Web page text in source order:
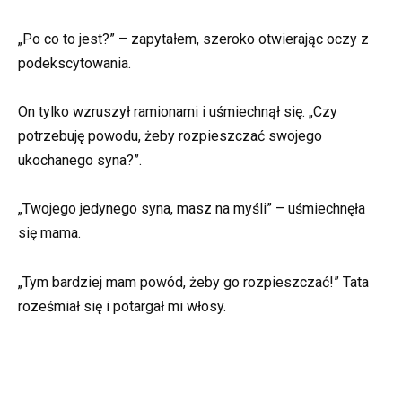
„Po co to jest?” – zapytałem, szeroko otwierając oczy z
podekscytowania.
On tylko wzruszył ramionami i uśmiechnął się. „Czy
potrzebuję powodu, żeby rozpieszczać swojego
ukochanego syna?”.
„Twojego jedynego syna, masz na myśli” – uśmiechnęła
się mama.
„Tym bardziej mam powód, żeby go rozpieszczać!” Tata
roześmiał się i potargał mi włosy.